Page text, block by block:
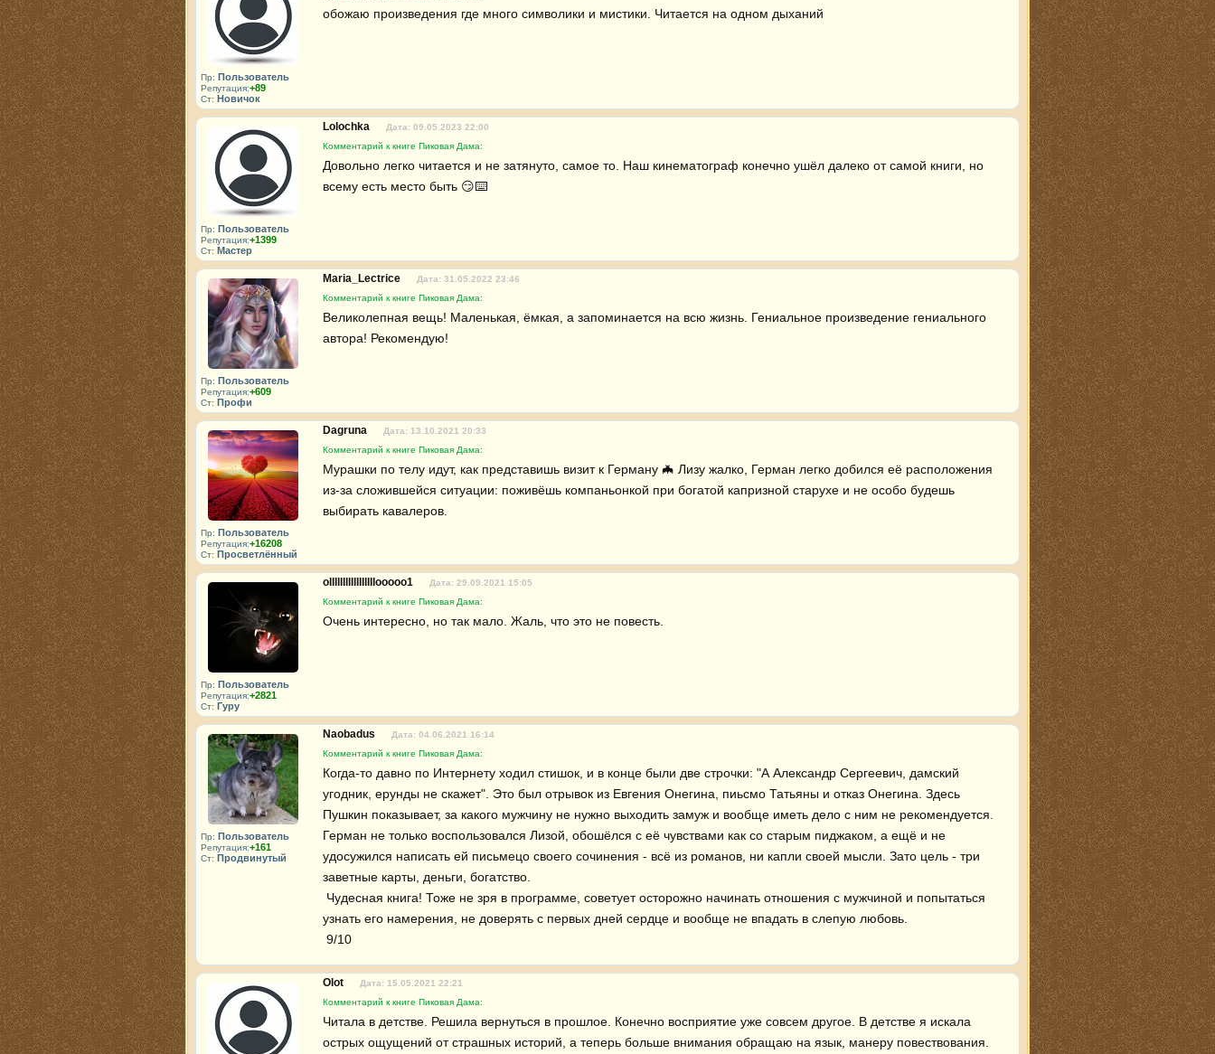
Пр: Пользователь
Репутация:+89
Ст: Новичок
обожаю произведения где много символики и мистики. Читается на одном дыханий
Пр: Пользователь
Репутация:+1399
Ст: Мастер
Lolochka
Дата: 09.05.2023 22:00
Комментарий к книге Пиковая Дама:
Довольно легко читается и не затянуто, самое то. Наш кинематограф конечно ушёл далеко от самой книги, но
всему есть место быть 😏⌨️
Пр: Пользователь
Репутация:+609
Ст: Профи
Maria_Lectrice
Дата: 31.05.2022 23:46
Комментарий к книге Пиковая Дама:
Великолепная вещь! Маленькая, ёмкая, а запоминается на всю жизнь. Гениальное произведение гениального
автора! Рекомендую!
Пр: Пользователь
Репутация:+16208
Ст: Просветлённый
Dagruna
Дата: 13.10.2021 20:33
Комментарий к книге Пиковая Дама:
Мурашки по телу идут, как представишь визит к Герману 🦇 Лизу жалко, Герман легко добился её расположения
из-за сложившейся ситуации: поживёшь компаньонкой при богатой капризной старухе и не особо будешь
выбирать кавалеров.
Пр: Пользователь
Репутация:+2821
Ст: Гуру
olllllllllllllllllooooo1
Дата: 29.09.2021 15:05
Комментарий к книге Пиковая Дама:
Очень интересно, но так мало. Жаль, что это не повесть.
Пр: Пользователь
Репутация:+161
Ст: Продвинутый
Naobadus
Дата: 04.06.2021 16:14
Комментарий к книге Пиковая Дама:
Когда-то давно по Интернету ходил стишок, и в конце были две строчки: "А Александр Сергеевич, дамский
угодник, ерунды не скажет". Это был отрывок из Евгения Онегина, пиьсмо Татьяны и отказ Онегина. Здесь
Пушкин показывает, за какого мужчину не нужно выходить замуж и вообще иметь дело с ним не рекомендуется.
Герман не только воспользовался Лизой, обошёлся с её чувствами как со старым пиджаком, а ещё и не
удосужился написать ей письмецо своего сочинения - всё из романов, ни капли своей мысли. Зато цель - три
заветные карты, деньги, богатство.
узнать его намерения, не доверять с первых дней сердце и вообще не впадать в слепую любовь.
9/10
Olot
Дата: 15.05.2021 22:21
Комментарий к книге Пиковая Дама:
Читала в детстве. Решила вернуться в прошлое. Конечно восприятие уже совсем другое. В детстве я искала
острых ощущений от страшных историй, а теперь больше внимания обращаю на язык, манеру повествования.